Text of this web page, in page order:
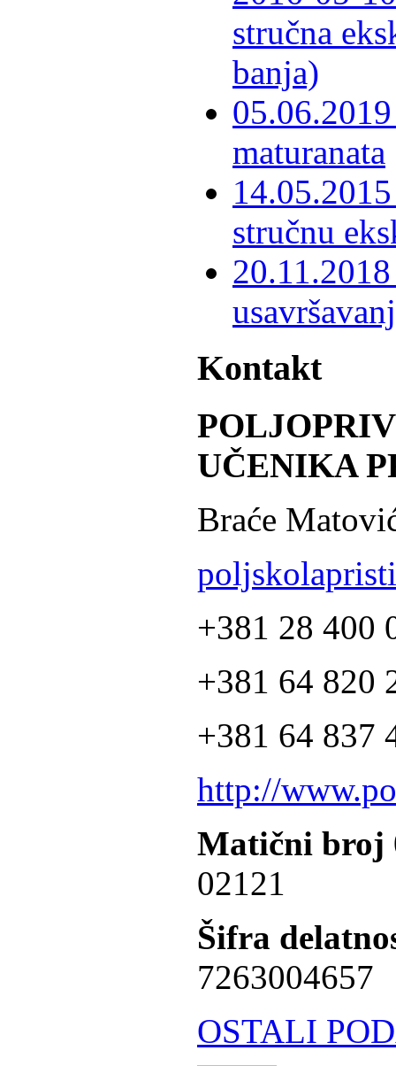
stručna
banja)
maturanata
stručnu
Kontakt
UČENIKA
Braće
+381 28 400
+381 64 820
+381 64 837
http://
Matični broj
02121
Šifra
7263004657
OSTALI